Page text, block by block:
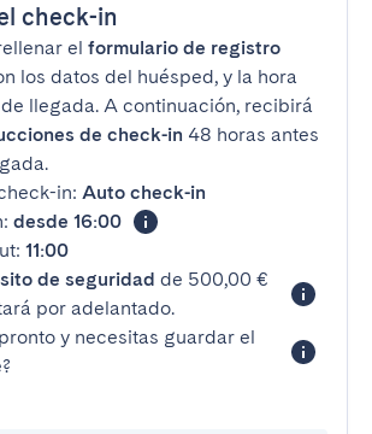
check-in
el formulario de registro
los datos del huésped, y la hora
llegada. A continuación, recibirá
de check-in 48 horas antes
in: Auto check-in
desde 16:00
11:00
de seguridad de 500,00 €
por adelantado.
y necesitas guardar el